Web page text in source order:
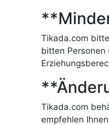
Tikada.com
bitten Personen
Tikada.com
empfehlen